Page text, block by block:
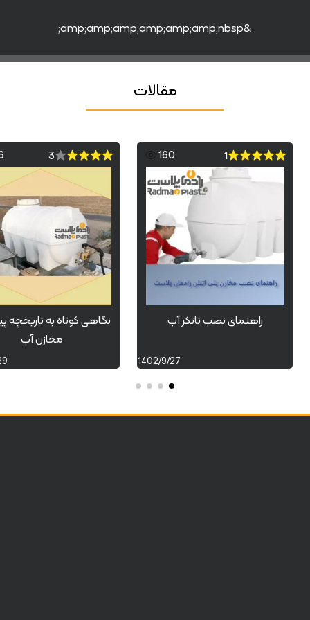
&amp;amp;amp;amp;amp;amp;nbsp;
مقالات
1
160
راهنمای نصب تانکر آب
1402/9/27
3
نگاهی کوتاه به تاریخچه
مخازن آب